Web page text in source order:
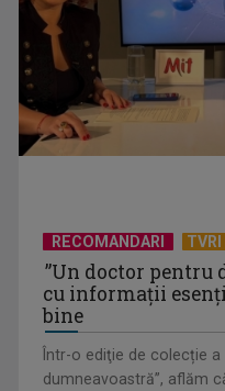
CONCACAF respinge
activităților comerciale
EVENIMENT ESTIVAL -
ACASĂ
RECOMANDARI TVRI
”Un doctor pentru
cu informații
bine
Într-o ediţie de colecție a
dumneavoastră”, aflăm